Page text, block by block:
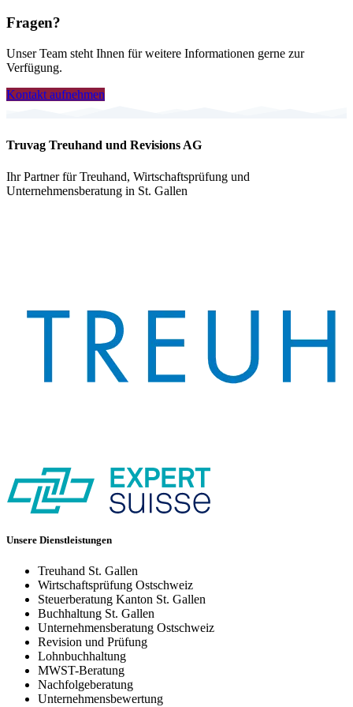
Fragen?
Unser Team steht Ihnen für weitere Informationen gerne zur
Verfügung.
Kontakt aufnehmen
Truvag Treuhand und Revisions AG
Ihr Partner für Treuhand, Wirtschaftsprüfung und
Unternehmensberatung in St. Gallen
Unsere Dienstleistungen
Treuhand St. Gallen
Wirtschaftsprüfung Ostschweiz
Steuerberatung Kanton St. Gallen
Buchhaltung St. Gallen
Unternehmensberatung Ostschweiz
Revision und Prüfung
Lohnbuchhaltung
MWST-Beratung
Nachfolgeberatung
Unternehmensbewertung